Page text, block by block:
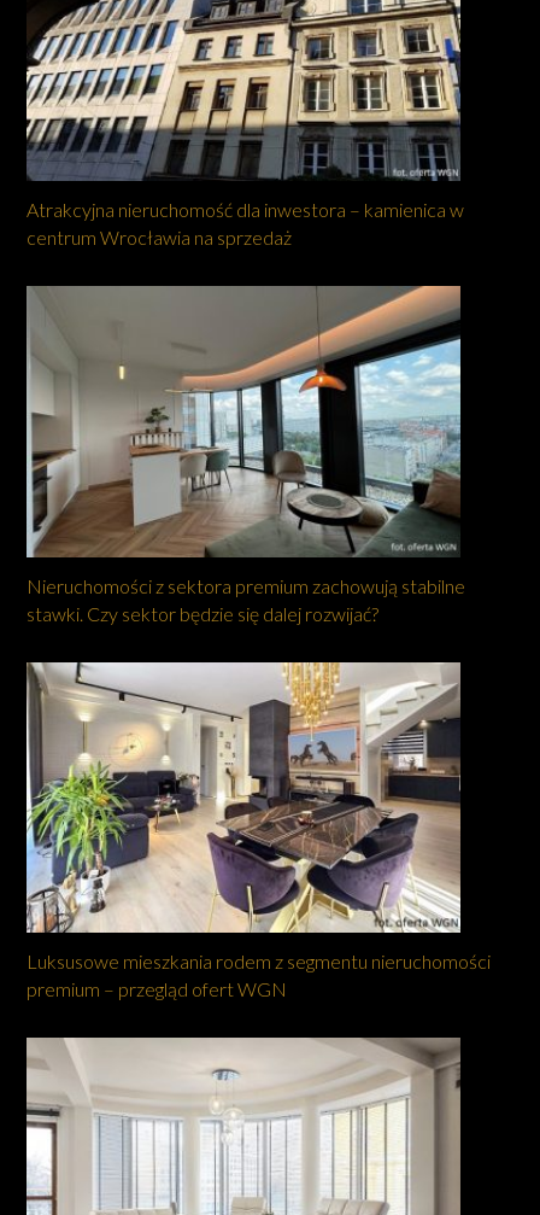
Atrakcyjna nieruchomość dla inwestora – kamienica w
centrum Wrocławia na sprzedaż
Nieruchomości z sektora premium zachowują stabilne
stawki. Czy sektor będzie się dalej rozwijać?
Luksusowe mieszkania rodem z segmentu nieruchomości
premium – przegląd ofert WGN